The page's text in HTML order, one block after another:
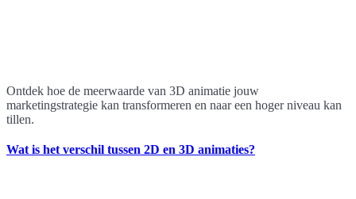
Ontdek hoe de meerwaarde van 3D animatie jouw
marketingstrategie kan transformeren en naar een hoger niveau kan
tillen.
Wat is het verschil tussen 2D en 3D animaties?